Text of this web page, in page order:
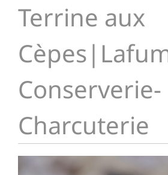
Terrine aux
Conserverie-
Charcuterie